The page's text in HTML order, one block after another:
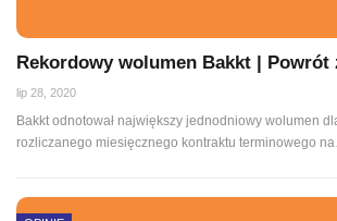
Rekordowy wolumen Bakkt | Powrót
lip 28, 2020
Bakkt odnotował największy jednodniowy wolumen
rozliczanego miesięcznego kontraktu terminowego na